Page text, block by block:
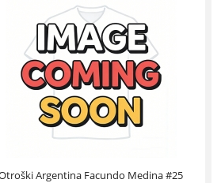
Argentina Facundo Medina #25